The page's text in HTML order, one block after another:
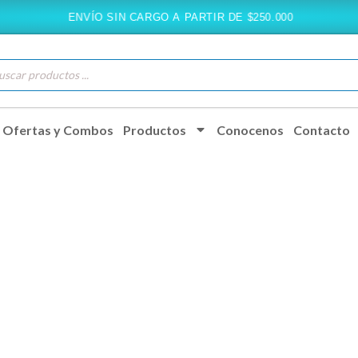
ENVÍO SIN CARGO A PARTIR DE $250.000
Ofertas y Combos Productos Conocenos Contacto